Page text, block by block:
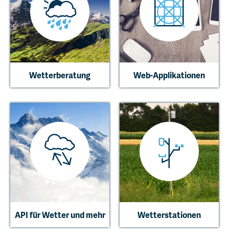
Wetterberatung Web-Applikationen
API für Wetter und mehr Wetterstationen